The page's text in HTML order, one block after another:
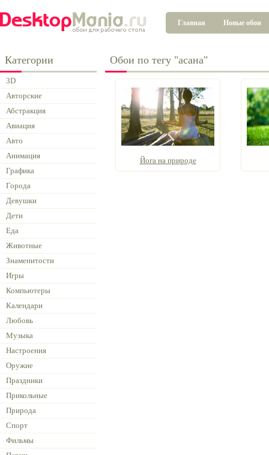
Главная Новые обои
Категории
3D
Авторские
Абстракция
Авиация
Авто
Анимация
Графика
Города
Девушки
Дети
Еда
Животные
Знаменитости
Игры
Компьютеры
Календари
Любовь
Музыка
Настроения
Оружие
Праздники
Прикольные
Природа
Спорт
Фильмы
Обои по тегу "асана"
Йога на природе